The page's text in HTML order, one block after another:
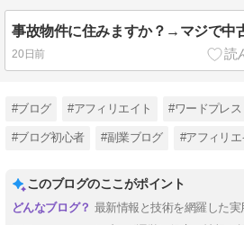
20日前
#ブログ #アフィリエイト #ワードプレス
#ブログ初心者 #副業ブログ #アフィリ
このブログのここがポイント
最新情報と技術を網羅した実